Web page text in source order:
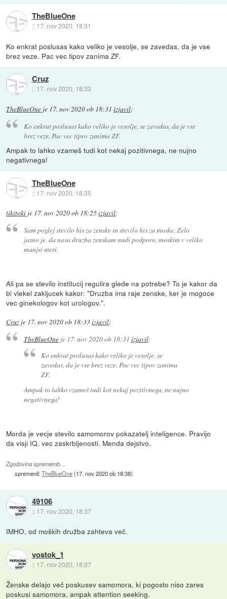
TheBlueOne
:: 17. nov 2020, 18:31
Ko enkrat poslusas kako veliko je vesolje, se zavedas, da je vse
brez veze. Pac vec tipov zanima ZF.
Cruz
:: 17. nov 2020, 18:33
TheBlueOne je 17. nov 2020 ob 18:31 izjavil:
Ko enkrat poslusas kako veliko je vesolje, se zavedas, da je vse
brez veze. Pac vec tipov zanima ZF.
Ampak to lahko vzameš tudi kot nekaj pozitivnega, ne nujno
negativnega!
TheBlueOne
:: 17. nov 2020, 18:35
tikitoki je 17. nov 2020 ob 18:25izjavil:
Sam poglej stevilo his za zenske in stevilo his za moske. Zelo
jasno je, da nasa druzba zenskam nudi podporo, moskim v veliko
manjsi meri.
Ali pa se stevilo institucij regulira glede na potrebe? To je kakor da
bi vlekel zakljucek kakor: "Druzba ima raje zenske, ker je mogoce
vec ginekologov kot urologov.".
Cruz je 17. nov 2020 ob 18:33izjavil:
TheBlueOneje 17. nov 2020 ob 18:31 izjavil:
Ko enkrat poslusas kako veliko je vesolje, se
zavedas, da je vse brez veze. Pac vec tipov zanima
ZF.
Ampak to lahko vzameš tudi kot nekaj pozitivnega, ne nujno
negativnega!
Morda je vecje stevilo samomorov pokazatelj inteligence. Pravijo
da visji IQ, vec zaskrbljenosti. Menda dejstvo.
Zgodovina sprememb…
spremenil:TheBlueOne(17. nov 2020 ob 18:38)
49106
:: 17. nov 2020, 18:37
IMHO, od moških družba zahteva več.
vostok_1
:: 17. nov 2020, 18:37
Ženske delajo več poskusev samomora, ki pogosto niso zares
poskusi samomora, ampak attention seeking.